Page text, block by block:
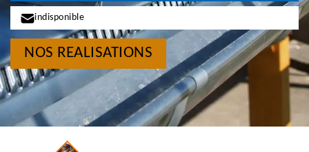
indisponible
NOS REALISATIONS